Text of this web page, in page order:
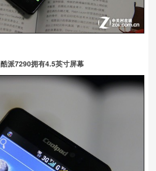
酷派7290拥有4.5英寸屏幕